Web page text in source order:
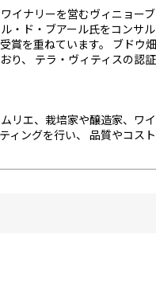
イナリーを営むヴィニョー
・ド・ブアール氏をコンサ
賞を重ねています。 ブドウ
り、 テラ・ヴィティスの認
リエ、栽培家や醸造家、ワ
ィングを行い、 品質やコス